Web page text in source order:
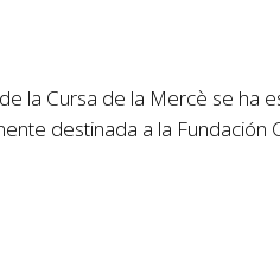
la Cursa de la Mercè se ha
destinada a la Fundación